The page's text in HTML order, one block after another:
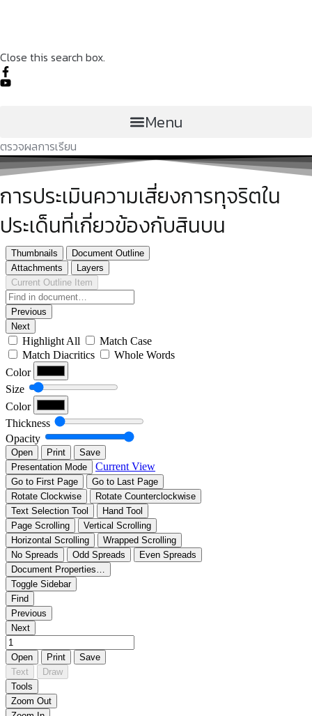
Close this search box.
Menu
ตรวจผลการเรียน
การประเมินความเสี่ยงการทุจริตใน
ประเด็นที่เกี่ยวข้องกับสินบน